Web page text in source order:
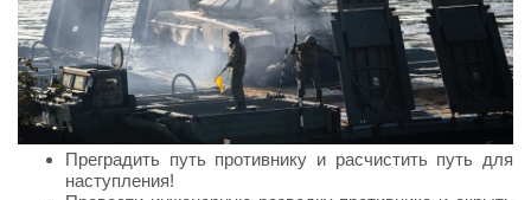
Преградить путь противнику и расчистить путь для
наступления!